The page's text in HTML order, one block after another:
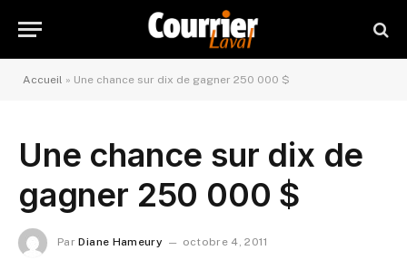
Accueil » Une chance sur dix de gagner 250 000 $
Une chance sur dix de
gagner 250 000 $
Par Diane Hameury
octobre 4, 2011